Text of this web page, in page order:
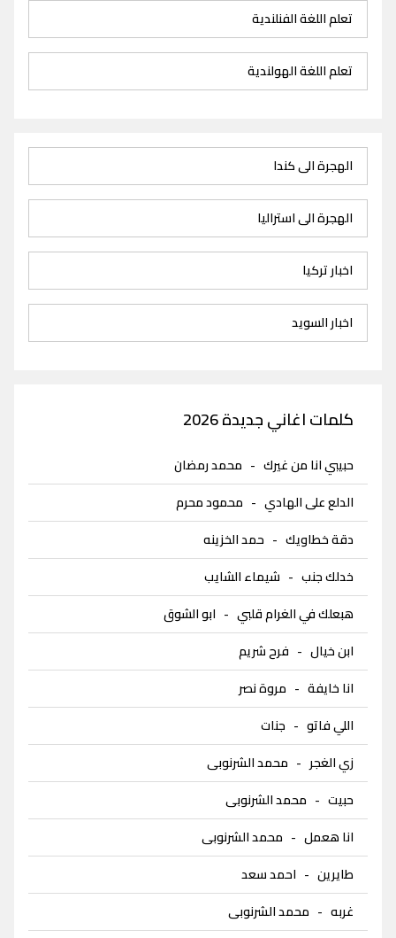
تعلم اللغة الفنلندية
تعلم اللغة الهولندية
الهجرة الى كندا
الهجرة الى استراليا
اخبار تركيا
اخبار السويد
كلمات اغاني جديدة 2026
حبيبي انا من غيرك - محمد رمضان
الدلع على الهادي - محمود محرم
دقة خطاويك - حمد الخزينه
خدلك جنب - شيماء الشايب
هبعلك في الغرام قلبي - ابو الشوق
ابن خيال - فرح شريم
انا خايفة - مروة نصر
اللي فاتو - جنات
زي الغجر- محمد الشرنوبى
حبيت - محمد الشرنوبى
انا هعمل - محمد الشرنوبى
طايرين - احمد سعد
غربه - محمد الشرنوبى